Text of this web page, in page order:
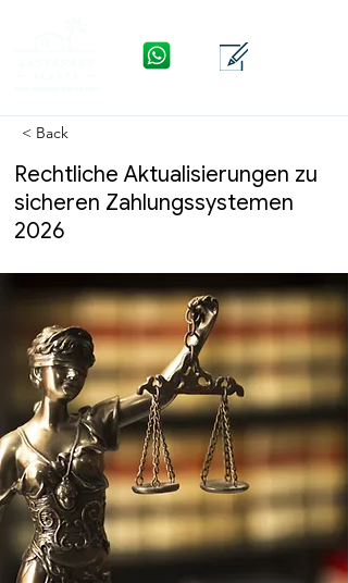
< Back
Rechtliche Aktualisierungen zu
sicheren Zahlungssystemen
2026